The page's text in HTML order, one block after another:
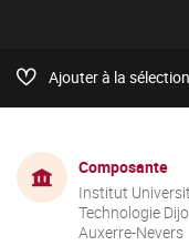
Ajouter à la sélection
Composante
Institut
Technologie
Auxerre-Nevers